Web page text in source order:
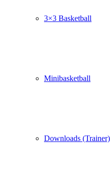
3×3 Basketball
Minibasketball
Downloads (Trainer)